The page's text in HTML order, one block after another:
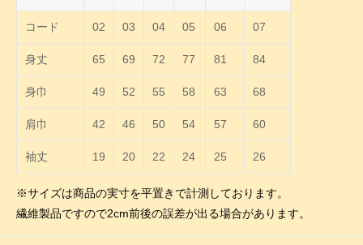
コード 02 03 04 05 06 07
身丈 65 69 72 77 81 84
身巾 49 52 55 58 63 68
肩巾 42 46 50 54 57 60
袖丈 19 20 22 24 25 26
※サイズは商品の実寸を平置きで計測しております。
繊維製品ですので2cm前後の誤差が出る場合があります。